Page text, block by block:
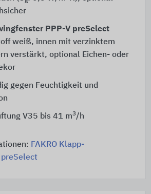
PPP-V preSelect
weiß, innen mit verzinktem
verstärkt, optional Eichen- oder
gegen Feuchtigkeit und
V35 bis 41 m3/h
FAKRO Klapp-